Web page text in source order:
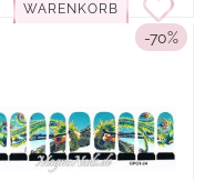
WARENKORB
-70%